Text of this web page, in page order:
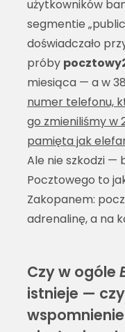
użytkowników
segmentie
doświadczało
próby
miesiąca — a w
numer telefonu,
go zmieniliśmy w
pamięta jak
Ale nie szkodzi —
Pocztowego to
Zakopanem:
adrenalinę, a na
Czy w ogóle
istnieje —